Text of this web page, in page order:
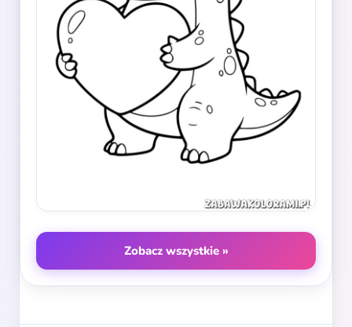
Zobacz wszystkie »